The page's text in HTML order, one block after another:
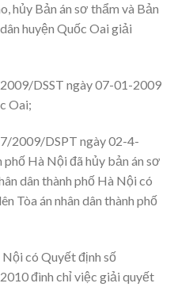
hủy Bản án sơ thẩm và Bản
huyện Quốc Oai giải
DSST ngày 07-01-2009
Oai;
2009/DSPT ngày 02-4-
phố Hà Nội đã hủy bản án sơ
dân thành phố Hà Nội có
Tòa án nhân dân thành phố
Nội có Quyết định số
đình chỉ việc giải quyết